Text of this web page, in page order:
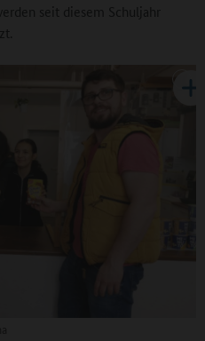
seit diesem Schuljahr